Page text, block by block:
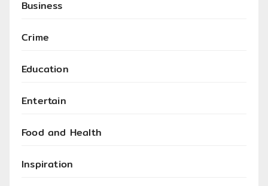
Business
Crime
Education
Entertain
Food and Health
Inspiration